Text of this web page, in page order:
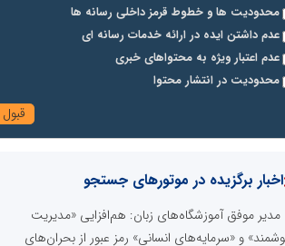
محدودیت ها و خطوط قرمز داخلی رسانه ها
عدم داشتن ایده در ارائه خدمات رسانه ای
عدم اعتبار ویژه به محتواهای خبری
محدودیت در انتشار محتوا
اخبار برگزیده در موتورهای جستجو
مدیر موفق آموزشگاه‌های زبان: هم‌افزایی «مدیریت
و «سرمایه‌های انسانی» رمز عبور از بحران‌های